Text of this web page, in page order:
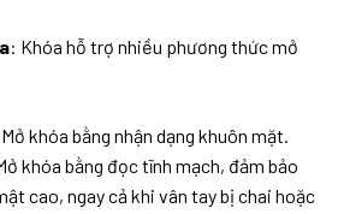
: Khóa hỗ trợ nhiều phương thức mở
khóa bằng nhận dạng khuôn mặt.
khóa bằng đọc tĩnh mạch, đảm bảo
cao, ngay cả khi vân tay bị chai hoặc